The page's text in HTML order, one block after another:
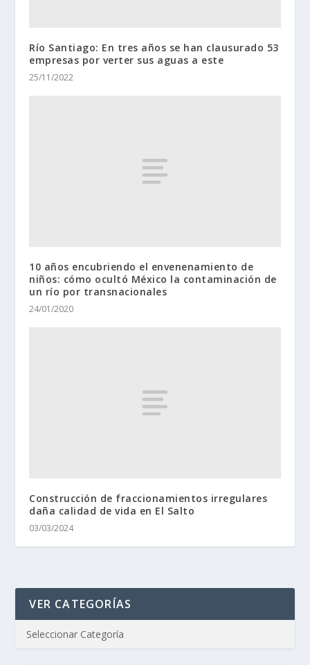
Río Santiago: En tres años se han clausurado 53
empresas por verter sus aguas a este
25/11/2022
10 años encubriendo el envenenamiento de
niños: cómo ocultó México la contaminación de
un río por transnacionales
24/01/2020
Construcción de fraccionamientos irregulares
daña calidad de vida en El Salto
03/03/2024
VER CATEGORÍAS